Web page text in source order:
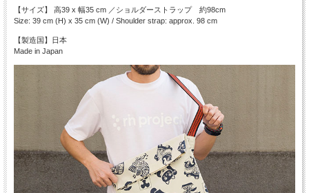
【サイズ】 高39 x 幅35 cm ／ショルダーストラップ 約98cm
Size: 39 cm (H) x 35 cm (W) / Shoulder strap: approx. 98 cm
【製造国】日本
Made in Japan